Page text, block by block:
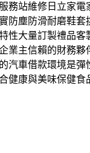
站維修日立家
塵防滑耐磨鞋
大量訂製禮品
主信賴的財務
車借款環境是
康與美味保健